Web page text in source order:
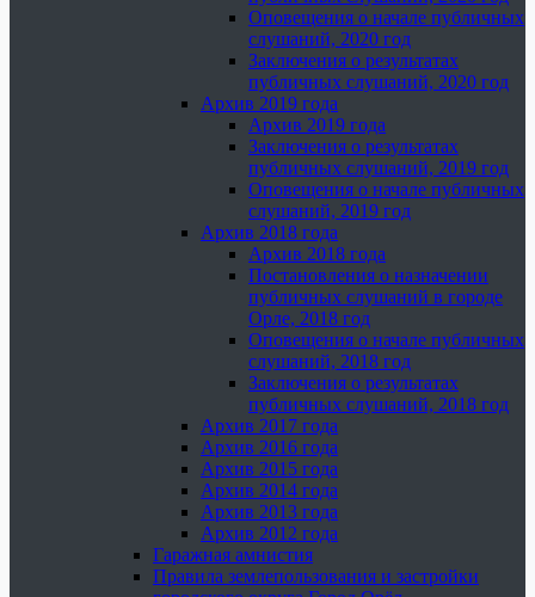
Оповещения о начале публичных
слушаний, 2020 год
Заключения о результатах
публичных слушаний, 2020 год
Архив 2019 года
Архив 2019 года
Заключения о результатах
публичных слушаний, 2019 год
Оповещения о начале публичных
слушаний, 2019 год
Архив 2018 года
Архив 2018 года
Постановления о назначении
публичных слушаний в городе
Орле, 2018 год
Оповещения о начале публичных
слушаний, 2018 год
Заключения о результатах
публичных слушаний, 2018 год
Архив 2017 года
Архив 2016 года
Архив 2015 года
Архив 2014 года
Архив 2013 года
Архив 2012 года
Гаражная амнистия
Правила землепользования и застройки